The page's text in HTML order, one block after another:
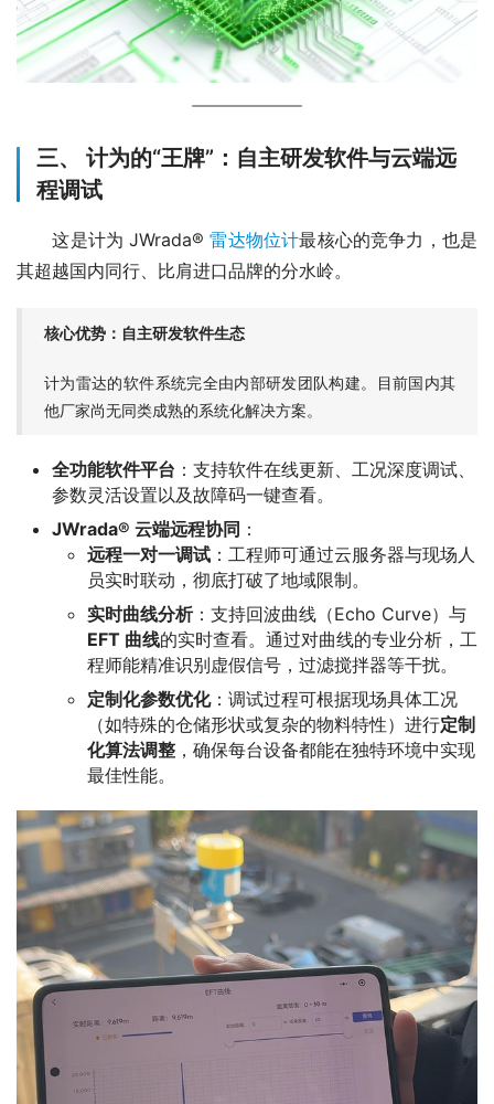
三、 计为的“王牌”：自主研发软件与云端远
程调试
这是计为 JWrada® 雷达物位计最核心的竞争力，也是
其超越国内同行、比肩进口品牌的分水岭。
核心优势：自主研发软件生态
计为雷达的软件系统完全由内部研发团队构建。目前国内其
他厂家尚无同类成熟的系统化解决方案。
全功能软件平台 ：支持软件在线更新、工况深度调试、
参数灵活设置以及故障码一键查看。
JWrada® 云端远程协同 ：
远程一对一调试 ：工程师可通过云服务器与现场人
员实时联动，彻底打破了地域限制。
实时曲线分析：支持回波曲线（Echo Curve）与
EFT 曲线的实时查看。通过对曲线的专业分析，工
程师能精准识别虚假信号，过滤搅拌器等干扰。
定制化参数优化：调试过程可根据现场具体工况
（如特殊的仓储形状或复杂的物料特性）进行定制
化算法调整 ，确保每台设备都能在独特环境中实现
最佳性能。